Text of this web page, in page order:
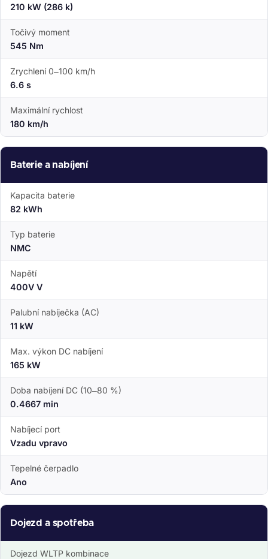
210 kW (286 k)
Točivý moment
545 Nm
Zrychlení 0–100 km/h
6.6 s
Maximální rychlost
180 km/h
Baterie a nabíjení
Kapacita baterie
82 kWh
Typ baterie
NMC
Napětí
400V V
Palubní nabíječka (AC)
11 kW
Max. výkon DC nabíjení
165 kW
Doba nabíjení DC (10–80 %)
0.4667 min
Nabíjecí port
Vzadu vpravo
Tepelné čerpadlo
Ano
Dojezd a spotřeba
Dojezd WLTP kombinace